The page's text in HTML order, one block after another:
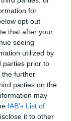
for
opt-out
that after your
seeing
utilized by
parties prior to
the further
parties on the
may
IAB’s List of
it to other
október 25-
készült
szinten is
alkotó 257
alatt. A